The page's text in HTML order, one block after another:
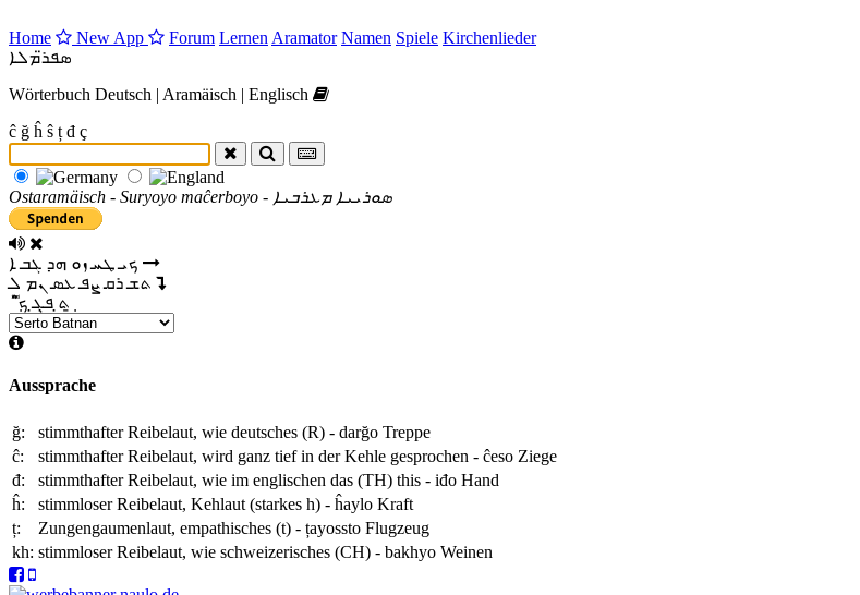
Home New App Forum Lernen Aramator Namen Spiele Kirchenlieder
ܣܦܪ̈ܡܠܐ
Wörterbuch Deutsch | Aramäisch | Englisch
ĉ ğ ĥ ŝ ț đ ç
Ostaramäisch - Suryoyo maĉerboyo - ܣܘܪܝܝܐ ܡܥܪܒܝܐ
ܟܝ ܛܚ ܙܘ ܗܕ ܓܒ ܐ
ܬܫ ܪܩ ܨܦ ܥܣ ܢܡ ܠ
ܬ̣ ܦ̣ܓ̣ ܟ݂
Aussprache
ğ: stimmthafter Reibelaut, wie deutsches (R) - darğo Treppe
ĉ:
stimmthafter Reibelaut, wird ganz tief in der Kehle gesprochen - ĉeso Ziege
đ:
stimmthafter Reibelaut, wie im englischen das (TH) this - iđo Hand
ĥ:
stimmloser Reibelaut, Kehlaut (starkes h) - ĥaylo Kraft
ț:
Zungengaumenlaut, empathisches (t) - țayossto Flugzeug
kh: stimmloser Reibelaut, wie schweizerisches (CH) - bakhyo Weinen